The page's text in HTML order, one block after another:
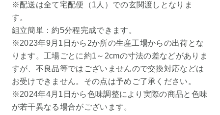
※配送は全て宅配便（1人）での玄関渡しとなりま
す。
組立簡単：約5分程完成できます。
※2023年9月1日から2か所の生産工場からの出荷とな
ります。工場ごとに約1～2cmの寸法の差などがありま
すが、不良品等ではございませんので交換対応などは
お受けできません。その点は予めご了承ください。
※2024年4月1日から色味調整により実際の商品と色味
が若干異なる場合がございます。